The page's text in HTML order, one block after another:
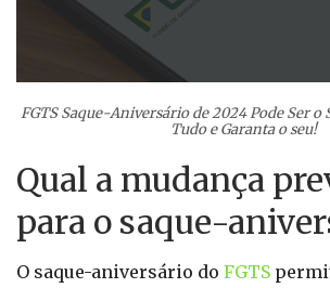
FGTS Saque-Aniversário de 2024 Pode Ser
Tudo e Garanta o seu!
Qual a mudança
para o saque-
O saque-aniversário do FGTS